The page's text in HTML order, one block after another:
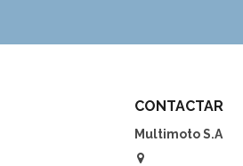
CONTACTAR
Multimoto S.A